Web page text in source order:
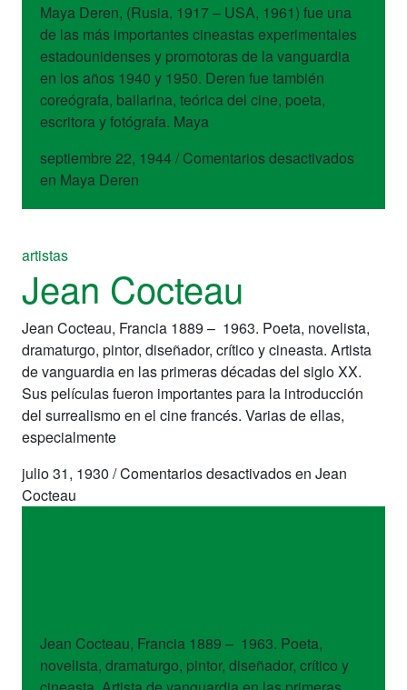
Maya Deren, (Rusia, 1917 – USA, 1961) fue una
de las más importantes cineastas experimentales
estadounidenses y promotoras de la vanguardia
en los años 1940 y 1950. Deren fue también
coreógrafa, bailarina, teórica del cine, poeta,
escritora y fotógrafa. Maya
septiembre 22, 1944/ Comentarios desactivados
en Maya Deren
artistas
Jean Cocteau
Jean Cocteau, Francia 1889 – 1963. Poeta, novelista,
dramaturgo, pintor, diseñador, crítico y cineasta. Artista
de vanguardia en las primeras décadas del siglo XX.
Sus películas fueron importantes para la introducción
del surrealismo en el cine francés. Varias de ellas,
especialmente
julio 31, 1930 /Comentarios desactivadosen Jean
Cocteau
Jean Cocteau, Francia 1889 – 1963. Poeta,
novelista, dramaturgo, pintor, diseñador, crítico y